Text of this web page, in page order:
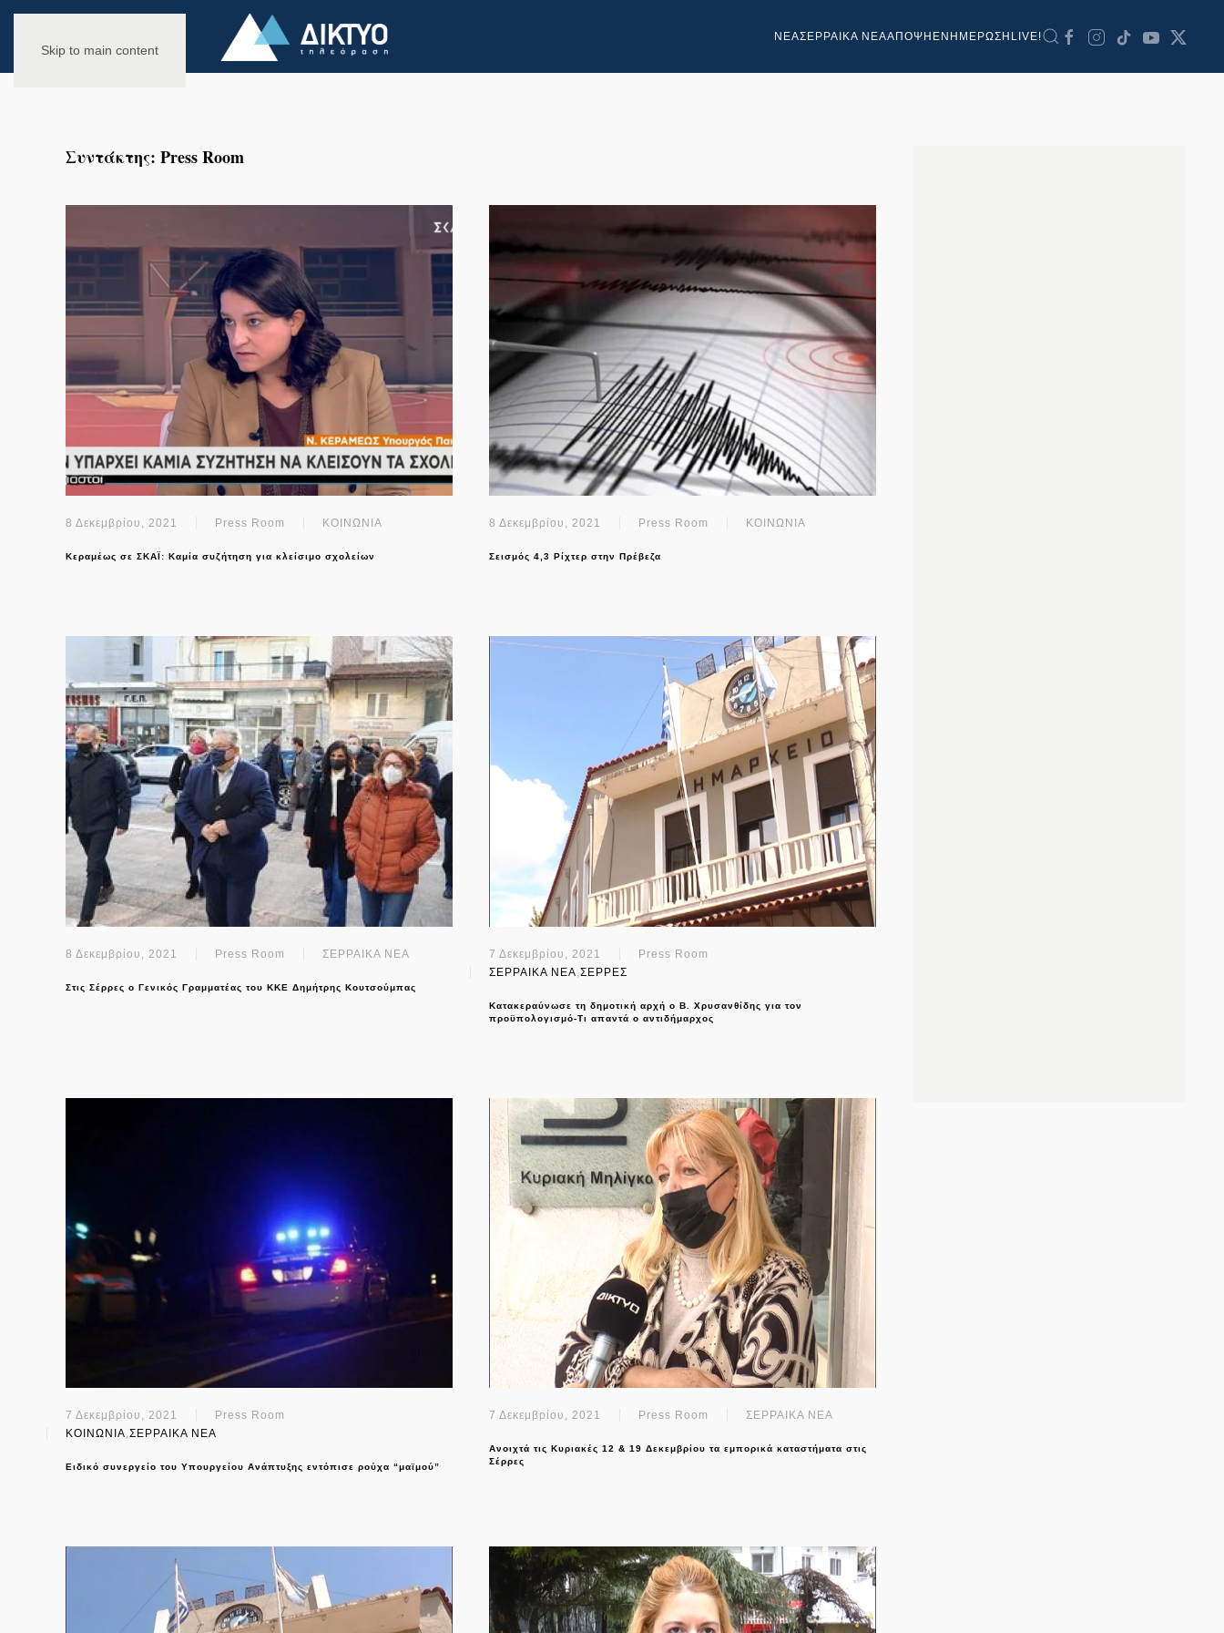
Skip to main content
NEAΣΕΡΡΑΙΚΑ ΝΕΑΑΠΟΨΗ ΕΝΗΜΕΡΩΣΗ LIVE!
Συντάκτης: Press Room
8 Δεκεμβρίου, 2021 Press Room ΚΟΙΝΩΝΙΑ
Κεραμέως σε ΣΚΑΪ: Καμία συζήτηση για κλείσιμο σχολείων
8 Δεκεμβρίου, 2021 Press Room ΚΟΙΝΩΝΙΑ
Σεισμός 4,3 Ρίχτερ στην Πρέβεζα
8 Δεκεμβρίου, 2021 Press Room ΣΕΡΡΑΙΚΑ ΝΕΑ
Στις Σέρρες ο Γενικός Γραμματέας του ΚΚΕ Δημήτρης Κουτσούμπας
7 Δεκεμβρίου, 2021
Press Room
ΣΕΡΡΑΙΚΑ ΝΕΑ ΣΕΡΡΕΣ
Κατακεραύνωσε τη δημοτική αρχή ο Β. Χρυσανθίδης για τον
προϋπολογισμό-Τι απαντά ο αντιδήμαρχος
7 Δεκεμβρίου, 2021
Press Room
ΚΟΙΝΩΝΙΑ,ΣΕΡΡΑΙΚΑ ΝΕΑ
Ειδικό συνεργείο του Υπουργείου Ανάπτυξης εντόπισε ρούχα “μαϊμού”
7 Δεκεμβρίου, 2021 Press Room ΣΕΡΡΑΙΚΑ ΝΕΑ
Ανοιχτά τις Κυριακές 12 & 19 Δεκεμβρίου τα εμπορικά καταστήματα στις
Σέρρες